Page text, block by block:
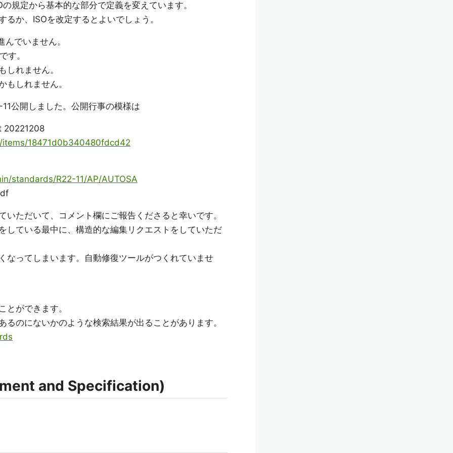
規定から基本的な部分で定義を変えています。
るか、ISOを改定するとよいでしょう。
んでいません。
す。
しれません。
もしれません。
公開しました。公開行事の模様は
20221208
18471d0b340480fdcd42
standards/R22-11/AP/AUTOSA
ただいて、コメント欄にご報告くださると幸いです。
している最中に、構造的な編集リクエストをしていただ
なってしまいます。自動修復ツールがつくれていませ
とができます。
るのにないかのような検索結果が出ることがあります。
and Specification)